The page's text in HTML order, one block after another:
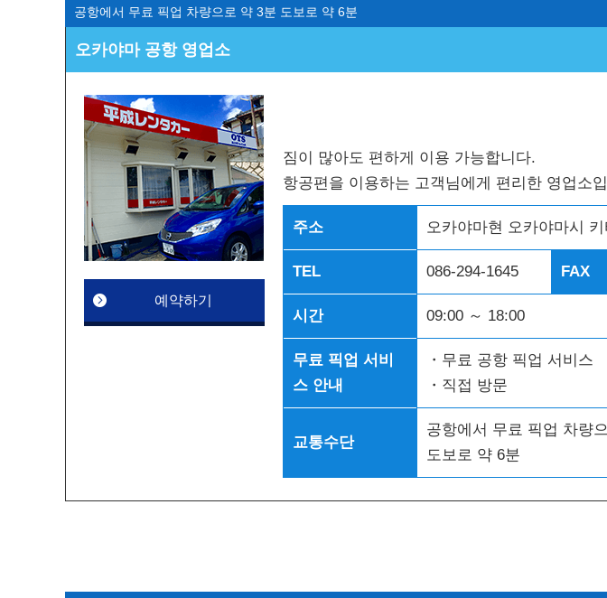
공항에서 무료 픽업 차량으로 약 3분 도보로 약 6분
오카야마 공항 영업소
예약하기
짐이 많아도 편하게 이용 가능합니다.
항공편을 이용하는 고객님에게 편리한 영업소
주소 오카야마현 오카야마시
TEL 086-294-1645 FAX
시간 09:00 ～ 18:00
무료 픽업 서비
스 안내
・무료 공항 픽업 서비스
・직접 방문
교통수단
공항에서 무료 픽업 차량
도보로 약 6분